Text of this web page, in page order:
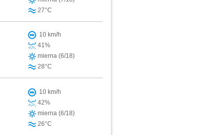
27°C
10 km/h
41%
mierna (6/18)
28°C
10 km/h
42%
mierna (6/18)
26°C